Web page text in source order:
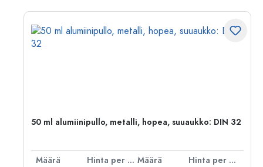
50 ml alumiinipullo, metalli, hopea, suuaukko: DIN 32
Määrä Hinta per kpl Määrä
Hinta per kpl